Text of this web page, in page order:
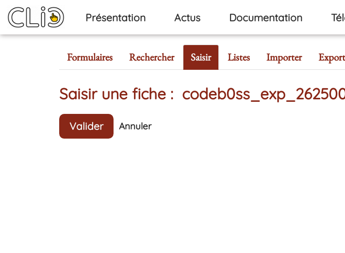
Aller au contenu principal
Présentation Actus Documentation
Formulaires Rechercher Saisir Listes Importer
Saisir une fiche :
Valider Annuler